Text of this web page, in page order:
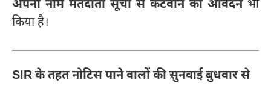
अपना नाम मतदाता सूची से कटवाने का आवेदनभी
किया है।
SIR के तहत नोटिस पाने वालों की सुनवाई बुधवार से